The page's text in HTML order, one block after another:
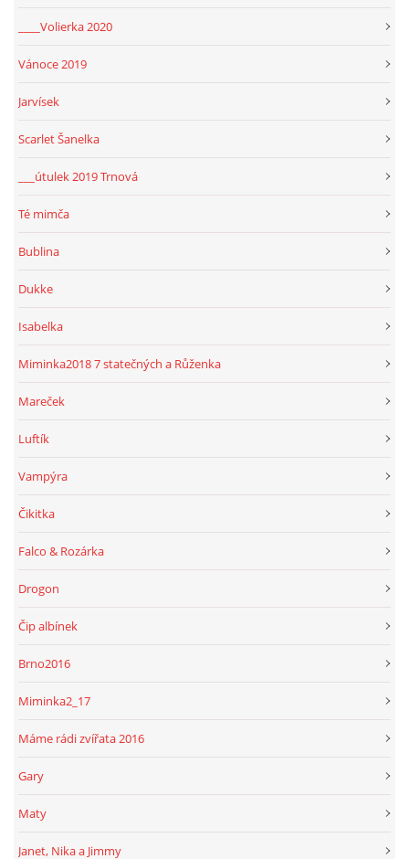
____Volierka 2020
Vánoce 2019
Jarvísek
Scarlet Šanelka
___útulek 2019 Trnová
Té mimča
Bublina
Dukke
Isabelka
Miminka2018 7 statečných a Růženka
Mareček
Luftík
Vampýra
Čikitka
Falco & Rozárka
Drogon
Čip albínek
Brno2016
Miminka2_17
Máme rádi zvířata 2016
Gary
Maty
Janet, Nika a Jimmy